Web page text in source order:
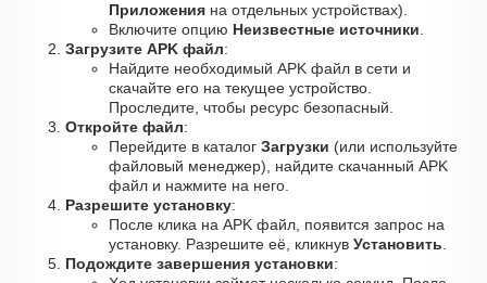
Приложения на отдельных устройствах).
Включите опцию Неизвестные источники
Загрузите APK файл:
Найдите необходимый APK файл в сети и
скачайте его на текущее устройство.
Проследите, чтобы ресурс безопасный.
Откройте файл:
Перейдите в каталог Загрузки (или используйте
файловый менеджер), найдите скачанный APK
файл и нажмите на него.
Разрешите установку:
После клика на APK файл, появится запрос на
установку. Разрешите её, кликнув Установить
Подождите завершения установки: